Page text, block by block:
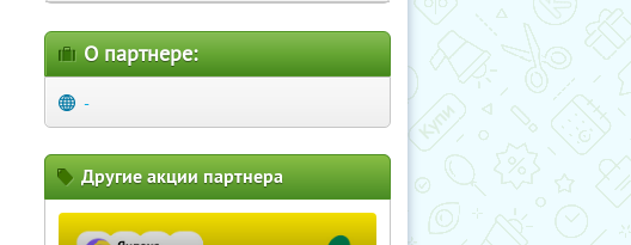
О партнере:
-
Другие акции партнера